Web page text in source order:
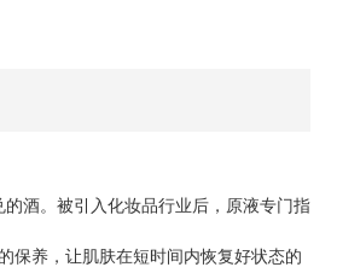
酒。被引入化妆品行业后，原液专门指
保养，让肌肤在短时间内恢复好状态的